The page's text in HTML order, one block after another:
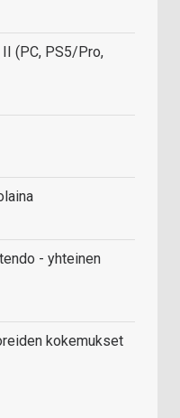
(PC, PS5/Pro,
- yhteinen
kokemukset